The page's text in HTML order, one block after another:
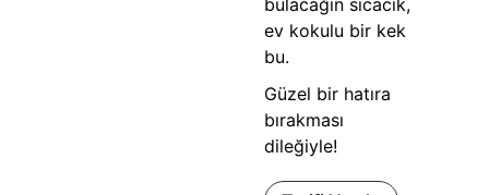
bulacağın sıcacık,
ev kokulu bir kek
bu.
Güzel bir hatıra
bırakması
dileğiyle!